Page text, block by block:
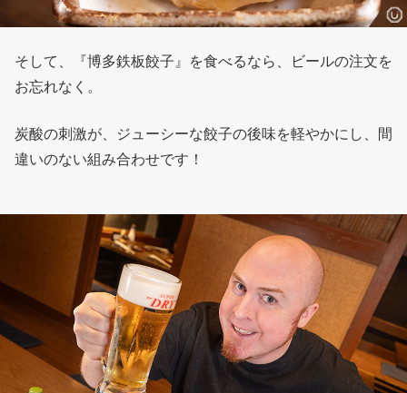
そして、『博多鉄板餃子』を食べるなら、ビールの注文を
お忘れなく。
炭酸の刺激が、ジューシーな餃子の後味を軽やかにし、間
違いのない組み合わせです！